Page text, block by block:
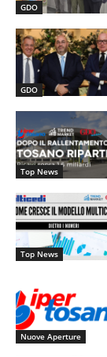
GDO
GDO
Top News
Top News
Nuove Aperture